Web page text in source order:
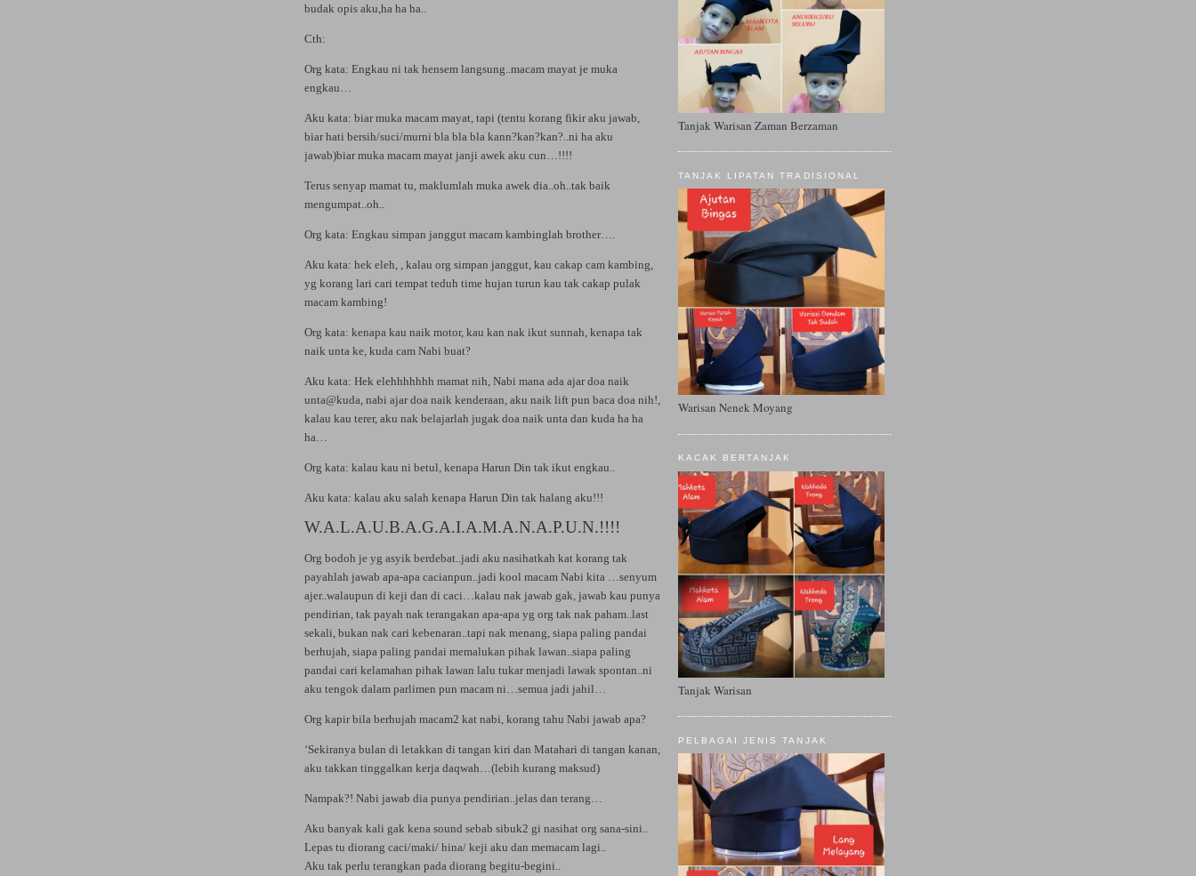
budak opis aku,ha ha ha..
Cth:
Org kata: Engkau ni tak hensem langsung..macam mayat je muka
engkau…
Aku kata: biar muka macam mayat, tapi (tentu korang fikir aku jawab,
biar hati bersih/suci/murni bla bla bla kann?kan?kan?..ni ha aku
jawab)biar muka macam mayat janji awek aku cun…!!!!
Terus senyap mamat tu, maklumlah muka awek dia..oh..tak baik
mengumpat..oh..
Org kata: Engkau simpan janggut macam kambinglah brother….
Aku kata: hek eleh, , kalau org simpan janggut, kau cakap cam kambing,
yg korang lari cari tempat teduh time hujan turun kau tak cakap pulak
macam kambing!
Org kata: kenapa kau naik motor, kau kan nak ikut sunnah, kenapa tak
naik unta ke, kuda cam Nabi buat?
Aku kata: Hek elehhhhhhh mamat nih, Nabi mana ada ajar doa naik
unta@kuda, nabi ajar doa naik kenderaan, aku naik lift pun baca doa nih!,
kalau kau terer, aku nak belajarlah jugak doa naik unta dan kuda ha ha
ha…
Org kata: kalau kau ni betul, kenapa Harun Din tak ikut engkau..
Aku kata: kalau aku salah kenapa Harun Din tak halang aku!!!
W.A.L.A.U.B.A.G.A.I.A.M.A.N.A.P.U.N.!!!!
Org bodoh je yg asyik berdebat..jadi aku nasihatkah kat korang tak
payahlah jawab apa-apa cacianpun..jadi kool macam Nabi kita …senyum
ajer..walaupun di keji dan di caci…kalau nak jawab gak, jawab kau punya
pendirian, tak payah nak terangakan apa-apa yg org tak nak paham..last
sekali, bukan nak cari kebenaran..tapi nak menang, siapa paling pandai
berhujah, siapa paling pandai memalukan pihak lawan..siapa paling
pandai cari kelamahan pihak lawan lalu tukar menjadi lawak spontan..ni
aku tengok dalam parlimen pun macam ni…semua jadi jahil…
Org kapir bila berhujah macam2 kat nabi, korang tahu Nabi jawab apa?
‘Sekiranya bulan di letakkan di tangan kiri dan Matahari di tangan kanan,
aku takkan tinggalkan kerja daqwah…(lebih kurang maksud)
Nampak?! Nabi jawab dia punya pendirian..jelas dan terang…
Aku banyak kali gak kena sound sebab sibuk2 gi nasihat org sana-sini..
Lepas tu diorang caci/maki/ hina/ keji aku dan memacam lagi..
Aku tak perlu terangkan pada diorang begitu-begini..
Tanjak Warisan Zaman Berzaman
TANJAK LIPATAN TRADISIONAL
Warisan Nenek Moyang
KACAK BERTANJAK
Tanjak Warisan
PELBAGAI JENIS TANJAK